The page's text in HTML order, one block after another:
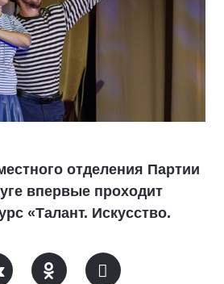
отделения Партии
впервые проходит
«Талант. Искусство.